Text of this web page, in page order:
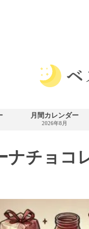
カ
レ
月間カレンダー
2026年8月
ナチョコ